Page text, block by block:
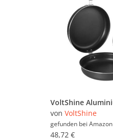
von VoltShine
gefunden bei Amazon
48,72 €